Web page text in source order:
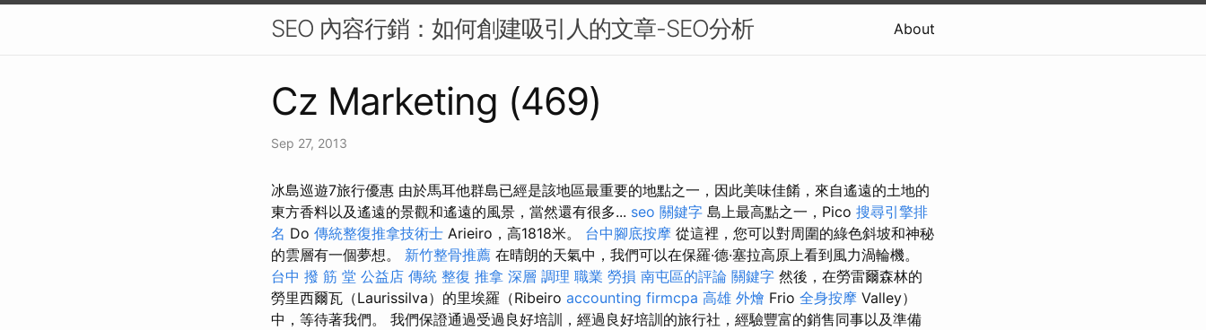
SEO 內容行銷：如何創建吸引人的文章-SEO分析 About
Cz Marketing (469)
Sep 27, 2013
冰島巡遊7旅行優惠 由於馬耳他群島已經是該地區最重要的地點之一，因此美味佳餚，來自遙遠的土地的
東方香料以及遙遠的景觀和遙遠的風景，當然還有很多... seo 關鍵字 島上最高點之一，Pico 搜尋引擎排
名 Do 傳統整復推拿技術士 Arieiro，高1818米。 台中腳底按摩 從這裡，您可以對周圍的綠色斜坡和神秘
的雲層有一個夢想。 新竹整骨推薦 在晴朗的天氣中，我們可以在保羅·德·塞拉高原上看到風力渦輪機。
台中 撥 筋 堂 公益店 傳統 整復 推拿 深層 調理 職業 勞損 南屯區的評論 關鍵字 然後，在勞雷爾森林的
勞里西爾瓦（Laurissilva）的里埃羅（Ribeiro accounting firmcpa 高雄 外燴 Frio 全身按摩 Valley）
中，等待著我們。 我們保證通過受過良好培訓，經過良好培訓的旅行社，經驗豐富的銷售同事以及準備